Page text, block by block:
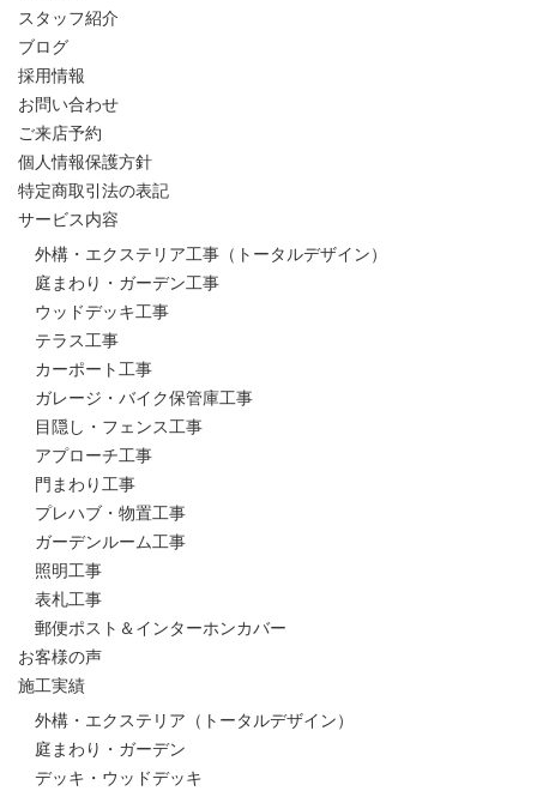
スタッフ紹介
ブログ
採用情報
お問い合わせ
ご来店予約
個人情報保護方針
特定商取引法の表記
サービス内容
外構・エクステリア工事（トータルデザイン）
庭まわり・ガーデン工事
ウッドデッキ工事
テラス工事
カーポート工事
ガレージ・バイク保管庫工事
目隠し・フェンス工事
アプローチ工事
門まわり工事
プレハブ・物置工事
ガーデンルーム工事
照明工事
表札工事
郵便ポスト＆インターホンカバー
お客様の声
施工実績
外構・エクステリア（トータルデザイン）
庭まわり・ガーデン
デッキ・ウッドデッキ